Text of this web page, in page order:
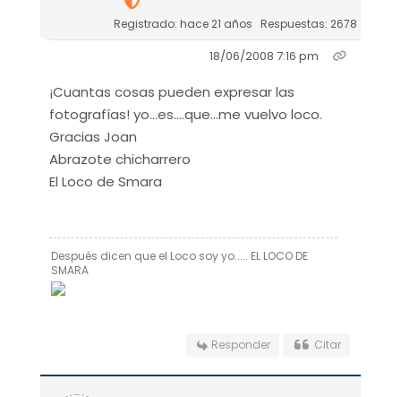
Registrado: hace 21 años Respuestas: 2678
18/06/2008 7:16 pm
¡Cuantas cosas pueden expresar las
fotografías! yo...es....que...me vuelvo loco.
Gracias Joan
Abrazote chicharrero
El Loco de Smara
Después dicen que el Loco soy yo..... EL LOCO DE
SMARA
Responder Citar